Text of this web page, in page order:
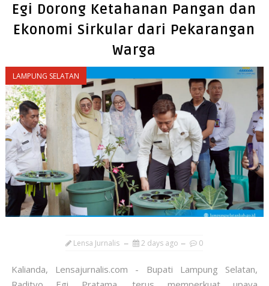
Egi Dorong Ketahanan Pangan dan
Ekonomi Sirkular dari Pekarangan
Warga
LAMPUNG SELATAN
Lensa Jurnalis 2 days ago 0
Kalianda, Lensajurnalis.com - Bupati Lampung Selatan,